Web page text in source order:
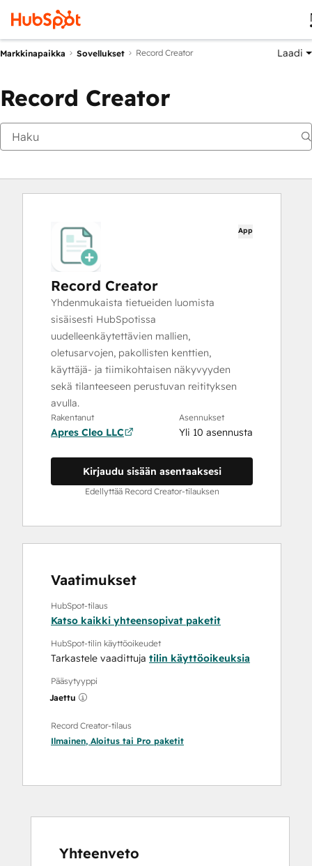
Markkinapaikka Sovellukset Record Creator Laadi
Record Creator
App
Record Creator
Yhdenmukaista tietueiden luomista
sisäisesti HubSpotissa
uudelleenkäytettävien mallien,
oletusarvojen, pakollisten kenttien,
käyttäjä- ja tiimikohtaisen näkyvyyden
sekä tilanteeseen perustuvan reitityksen
avulla.
Rakentanut
Apres Cleo LLC
Asennukset
Yli 10 asennusta
Kirjaudu sisään asentaaksesi
Edellyttää Record Creator-tilauksen
Vaatimukset
HubSpot-tilaus
Katso kaikki yhteensopivat paketit
HubSpot-tilin käyttöoikeudet
Tarkastele vaadittuja tilin käyttöoikeuksia
Pääsytyyppi
Jaettu
Record Creator-tilaus
Ilmainen, Aloitus tai Pro paketit
Yhteenveto